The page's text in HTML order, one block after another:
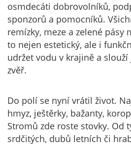
osmdecáti dobrovolníků,
sponzorů a pomocníků.
remízky, meze a zelené pásy
to nejen estetický, ale i
udržet vodu v krajině a
zvěř.
Do polí se nyní vrátil život.
hmyz, ještěrky, bažanty,
Stromů zde roste stovky. Od
srdčitých, dubů letních či